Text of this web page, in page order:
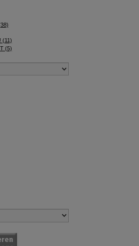
(11)
(5)